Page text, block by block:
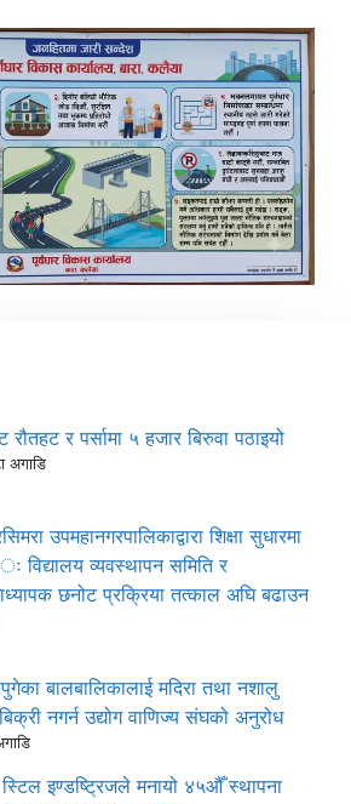
रौतहट र पर्सामा ५ हजार बिरुवा पठाइयो
अगाडि
उपमहानगरपालिकाद्वारा शिक्षा सुधारमा
विद्यालय व्यवस्थापन समिति र
छनोट प्रक्रिया तत्काल अघि बढाउन
बालबालिकालाई मदिरा तथा नशालु
नगर्न उद्योग वाणिज्य संघको अनुरोध
इण्डष्ट्रिजले मनायो ४५औँ स्थापना